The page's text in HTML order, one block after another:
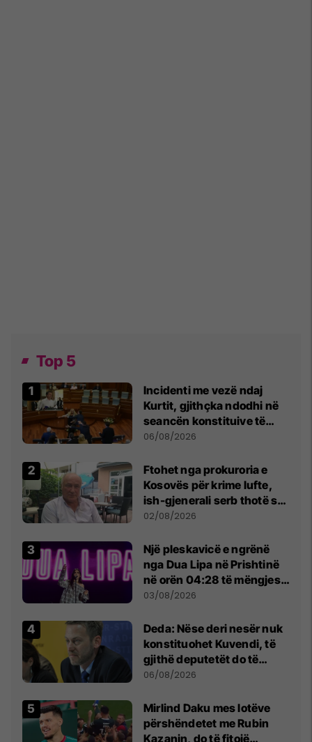
Top 5
Incidenti me vezë ndaj
Kurtit, gjithçka ndodhi në
seancën konstituive të
Kuvendit
06/08/2026
Ftohet nga prokuroria e
Kosovës për krime lufte,
ish-gjenerali serb thotë se
dikush e tradhtoi në
02/08/2026
Një pleskavicë e ngrënë
nga Dua Lipa në Prishtinë
në orën 04:28 të mëngjesit
- dhe bota digjitale serbe
03/08/2026
Deda: Nëse deri nesër nuk
konstituohet Kuvendi, të
gjithë deputetët do të
bëjnë shkelje të rëndë
06/08/2026
Mirlind Daku mes lotëve
përshëndetet me Rubin
Kazanin, do të fitojë